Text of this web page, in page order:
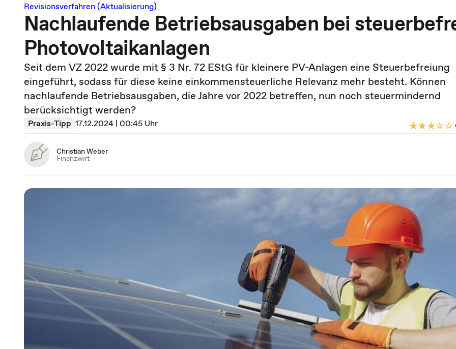
Revisionsverfahren (Aktualisierung)
Nachlaufende Betriebsausgaben bei
Photovoltaikanlagen
Seit dem VZ 2022 wurde mit § 3 Nr. 72 EStG für kleinere PV-Anlagen eine Steuerbefreiung
eingeführt, sodass für diese keine einkommensteuerliche Relevanz mehr besteht. Können
nachlaufende Betriebsausgaben, die Jahre vor 2022 betreffen, nun noch steuermindernd
berücksichtigt werden?
Praxis-Tipp 17.12.2024 | 00:45 Uhr
Christian Weber
Finanzwirt